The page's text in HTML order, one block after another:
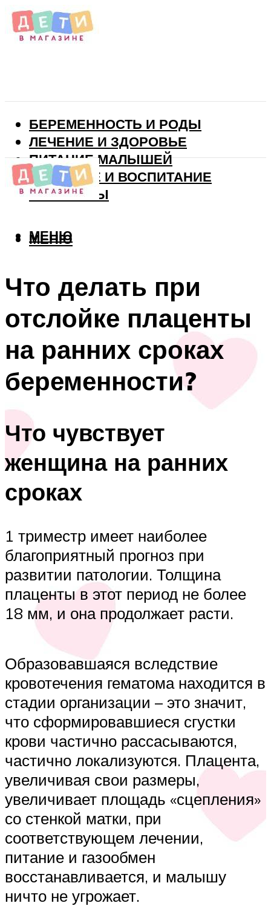
БЕРЕМЕННОСТЬ И РОДЫ
ЛЕЧЕНИЕ И ЗДОРОВЬЕ
ПИТАНИЕ МАЛЫШЕЙ
РАЗВИТИЕ И ВОСПИТАНИЕ
ВИТАМИНЫ
МЕНЮ
МЕНЮ
Что делать при
отслойке плаценты
на ранних сроках
беременности?
Что чувствует
женщина на ранних
сроках
1 триместр имеет наиболее
благоприятный прогноз при
развитии патологии. Толщина
плаценты в этот период не более
18 мм, и она продолжает расти.
Образовавшаяся вследствие
кровотечения гематома находится в
стадии организации – это значит,
что сформировавшиеся сгустки
крови частично рассасываются,
частично локализуются. Плацента,
увеличивая свои размеры,
увеличивает площадь «сцепления»
со стенкой матки, при
соответствующем лечении,
питание и газообмен
восстанавливается, и малышу
ничто не угрожает.